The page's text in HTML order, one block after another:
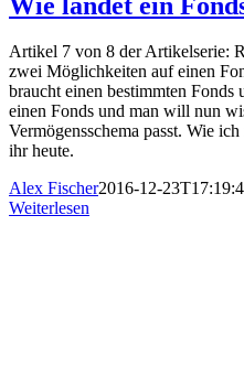
Artikel 7 von 8 der Artikelserie:
zwei Möglichkeiten auf einen
braucht einen bestimmten Fonds
einen Fonds und man will nun
Vermögensschema passt. Wie
ihr heute.
Alex Fischer2016-12-
Weiterlesen